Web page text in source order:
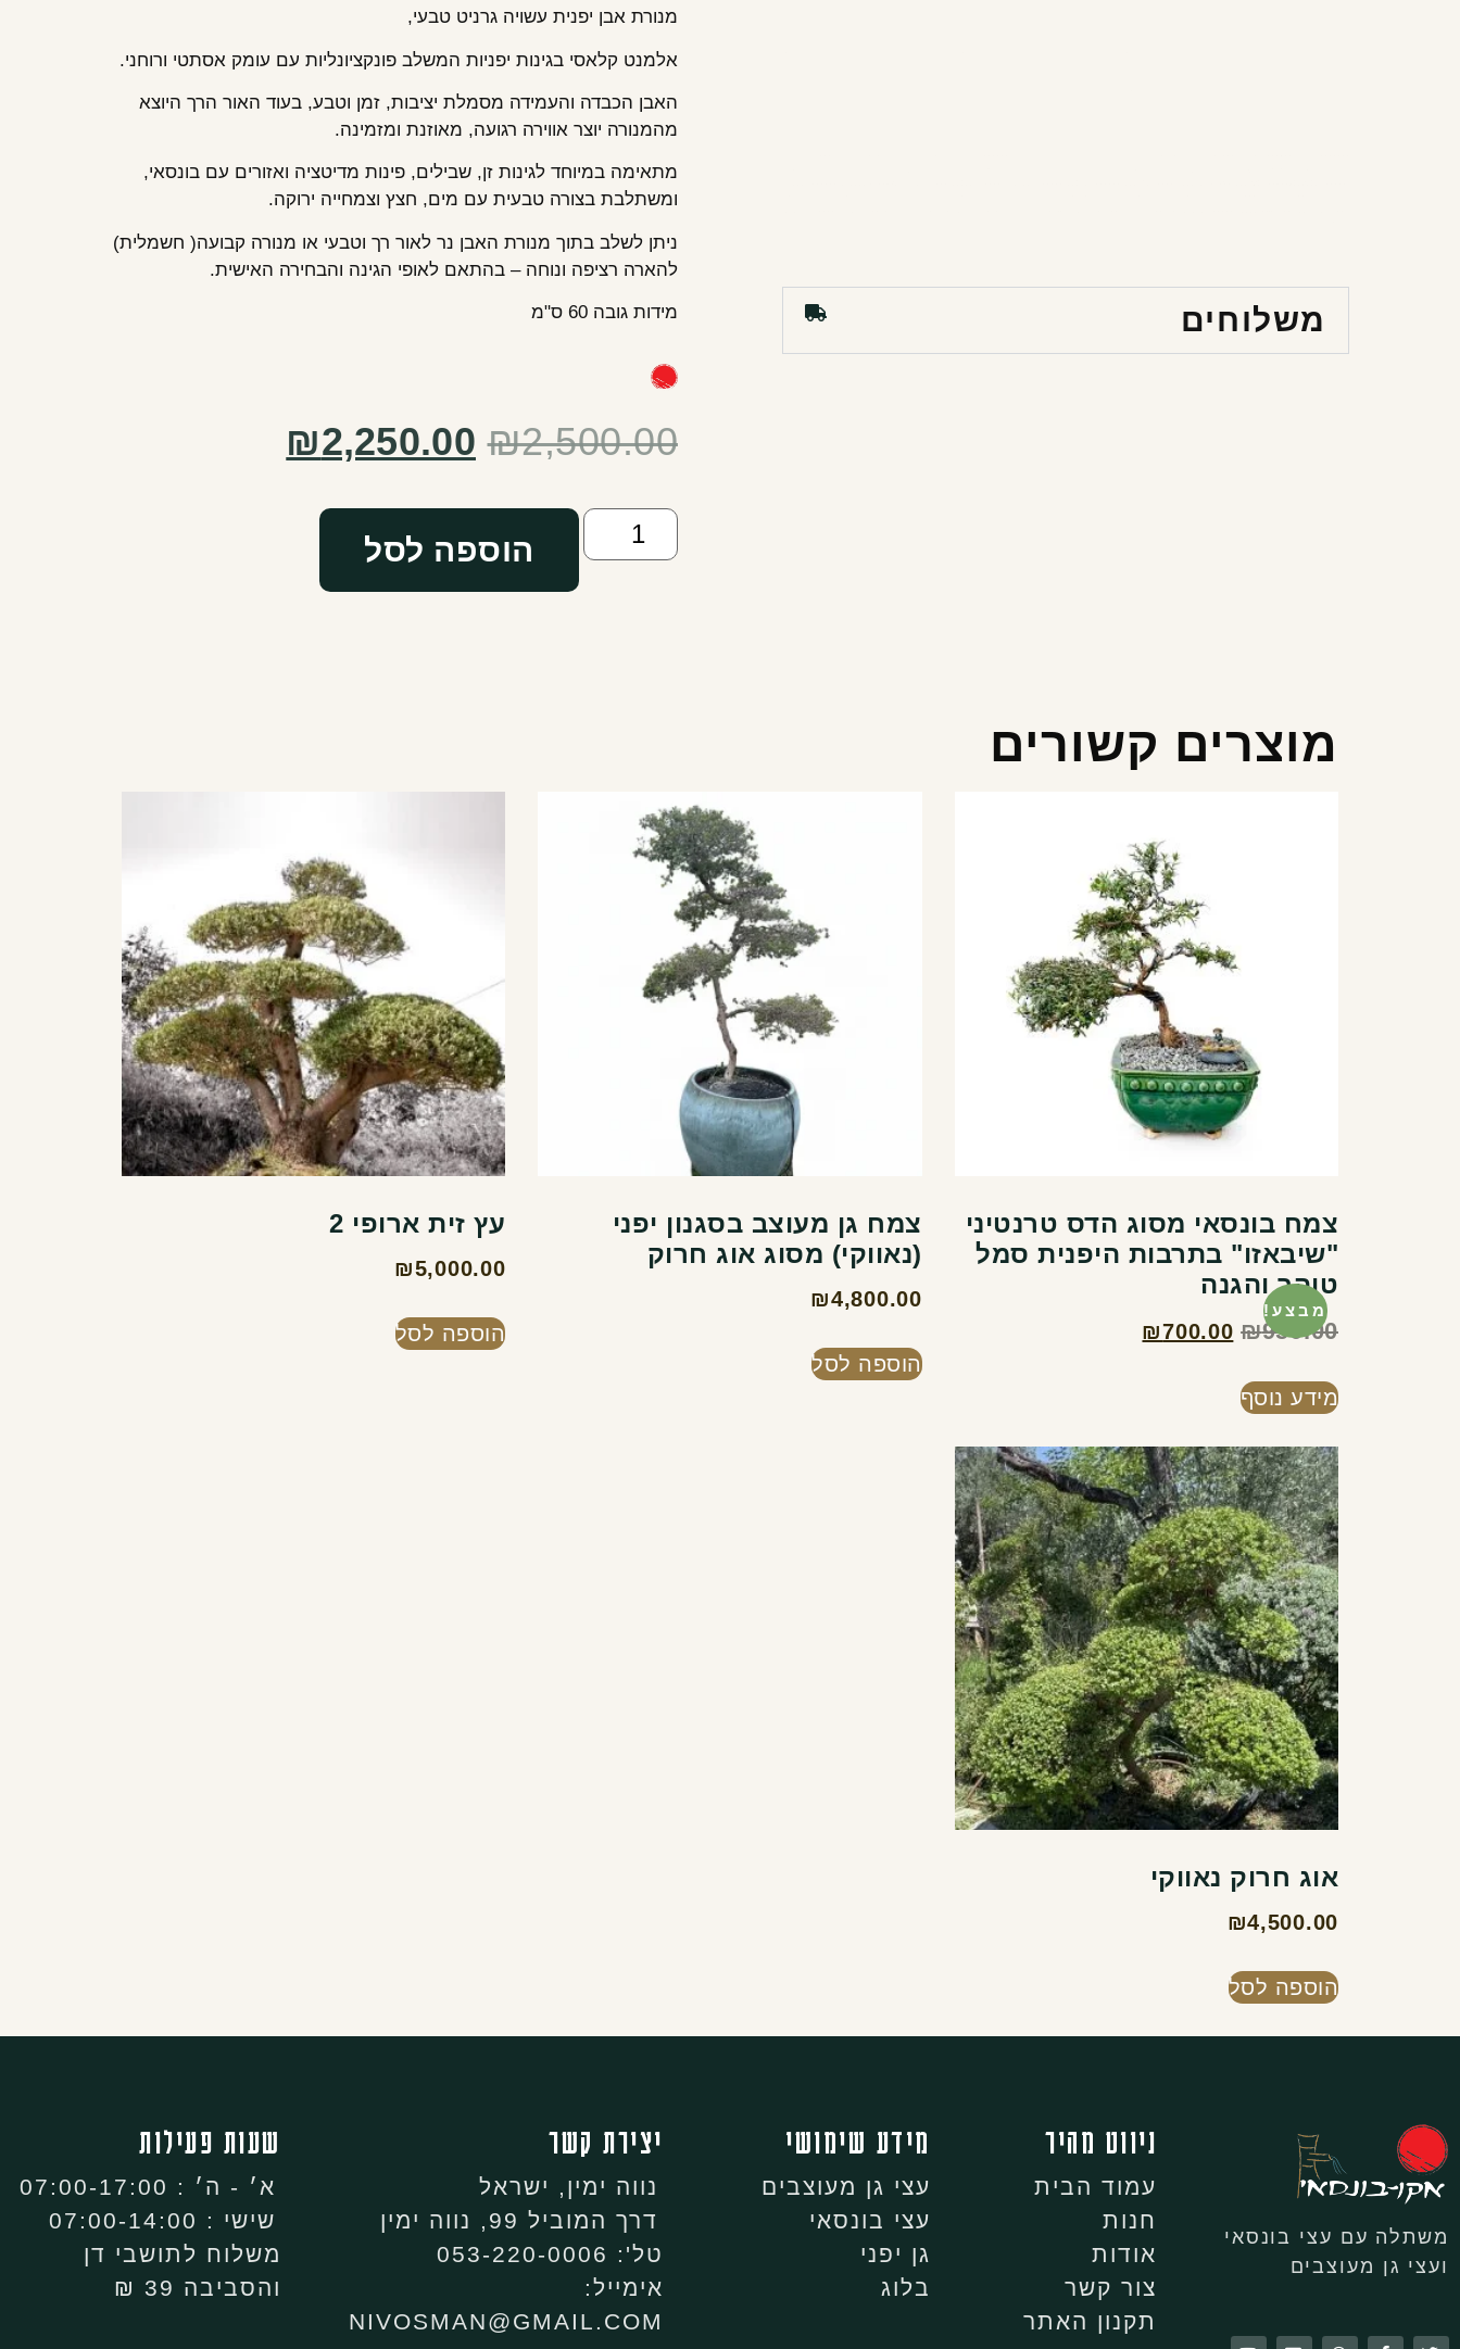
משלוחים
מנורת אבן יפנית עשויה גרניט טבעי,
אלמנט קלאסי בגינות יפניות המשלב פונקציונליות עם עומק אסתטי ורוחני.
האבן הכבדה והעמידה מסמלת יציבות, זמן וטבע, בעוד האור הרך היוצא
מהמנורה יוצר אווירה רגועה, מאוזנת ומזמינה.
מתאימה במיוחד לגינות זן, שבילים, פינות מדיטציה ואזורים עם בונסאי,
ומשתלבת בצורה טבעית עם מים, חצץ וצמחייה ירוקה.
ניתן לשלב בתוך מנורת האבן נר לאור רך וטבעי או מנורה קבועה( חשמלית)
להארה רציפה ונוחה – בהתאם לאופי הגינה והבחירה האישית.
מידות גובה 60 ס"מ
₪2,500.00
₪2,250.00
הוספה לסל
מוצרים קשורים
מבצע!
צמח בונסאי מסוג הדס טרנטיני
"שיבאזו" בתרבות היפנית סמל
טוהר והגנה
₪950.00
₪700.00
מידע נוסף
צמח גן מעוצב בסגנון יפני
(נאווקי) מסוג אוג חרוק
₪4,800.00
הוספה לסל
עץ זית ארופי 2
₪5,000.00
הוספה לסל
אוג חרוק נאווקי
₪4,500.00
הוספה לסל
משתלה עם עצי בונסאי
ועצי גן מעוצבים
ניווט מהיר
עמוד הבית
חנות
אודות
צור קשר
תקנון האתר
מידע שימושי
עצי גן מעוצבים
עצי בונסאי
גן יפני
בלוג
יצירת קשר
נווה ימין, ישראל
דרך המוביל 99, נווה ימין
טל': 053-220-0006
אימייל:
NIVOSMAN@GMAIL.COM
שעות פעילות
א׳ - ה׳ : 07:00-17:00
שישי : 07:00-14:00
משלוח לתושבי דן
והסביבה 39 ₪